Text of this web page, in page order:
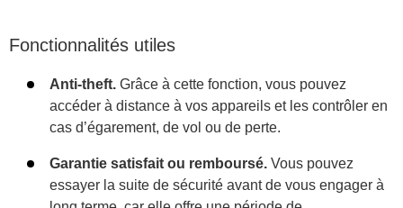
Fonctionnalités utiles
Anti-theft. Grâce à cette fonction, vous pouvez
accéder à distance à vos appareils et les contrôler en
cas d’égarement, de vol ou de perte.
Garantie satisfait ou remboursé. Vous pouvez
essayer la suite de sécurité avant de vous engager à